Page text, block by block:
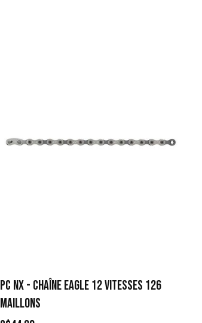
PC NX - CHAÎNE EAGLE 12 VITESSES 126
MAILLONS